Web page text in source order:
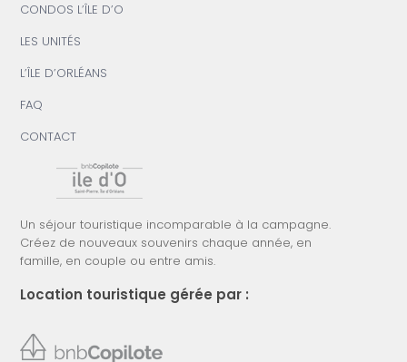
CONDOS L’ÎLE D’O
LES UNITÉS
L’ÎLE D’ORLÉANS
FAQ
CONTACT
Un séjour touristique incomparable à la campagne.
Créez de nouveaux souvenirs chaque année, en
famille, en couple ou entre amis.
Location touristique gérée par :